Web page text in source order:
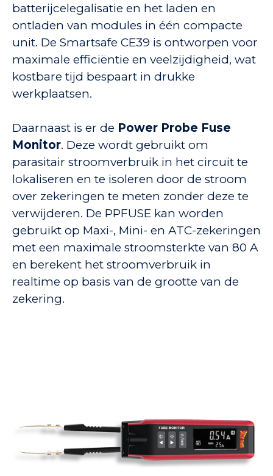
batterijcelegalisatie en het laden en
ontladen van modules in één compacte
unit. De Smartsafe CE39 is ontworpen voor
maximale efficiëntie en veelzijdigheid, wat
kostbare tijd bespaart in drukke
werkplaatsen.
Daarnaast is er de Power Probe Fuse
Monitor. Deze wordt gebruikt om
parasitair stroomverbruik in het circuit te
lokaliseren en te isoleren door de stroom
over zekeringen te meten zonder deze te
verwijderen. De PPFUSE kan worden
gebruikt op Maxi-, Mini- en ATC-zekeringen
met een maximale stroomsterkte van 80 A
en berekent het stroomverbruik in
realtime op basis van de grootte van de
zekering.